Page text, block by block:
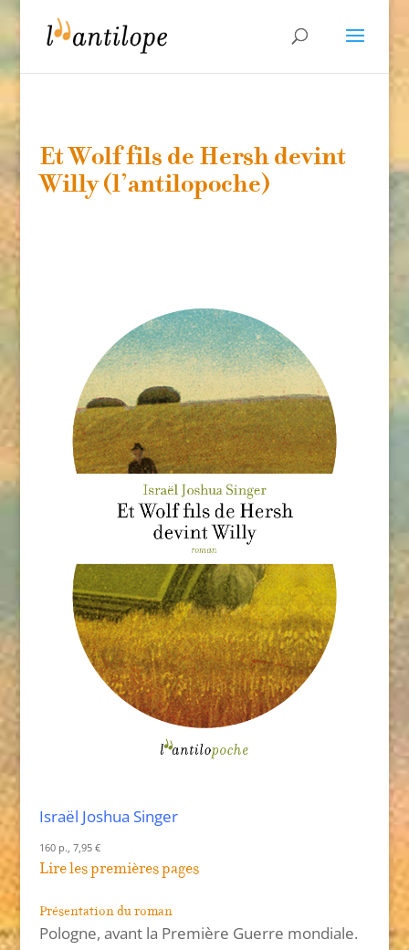
Et Wolf fils de Hersh devint
Willy (l’antilopoche)
Israël Joshua Singer
160 p., 7,95 €
Lire les premières pages
Présentation du roman
Pologne, avant la Première Guerre mondiale.